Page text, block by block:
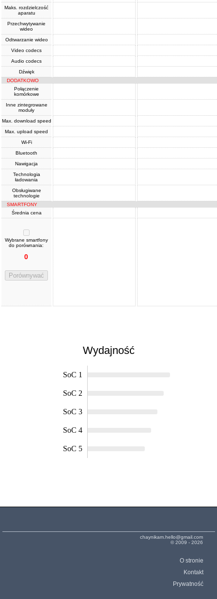
Maks. rozdzielczość
aparatu
Przechwytywanie
wideo
Odtwarzanie wideo
Video codecs
Audio codecs
Dźwięk
DODATKOWO
Połączenie
komórkowe
Inne zintegrowane
moduły
Max. download speed
Max. upload speed
Wi-Fi
Bluetooth
Nawigacja
Technologia
ładowania
Obsługiwane
technologie
SMARTFONY
Średnia cena
Wybrane smartfony
do porównania:
0
Porównywać
Wydajność
SoC 1
SoC 2
SoC 3
SoC 4
SoC 5
chaynikam.hello@gmail.com
© 2009 - 2026
O stronie
Kontakt
Prywatność